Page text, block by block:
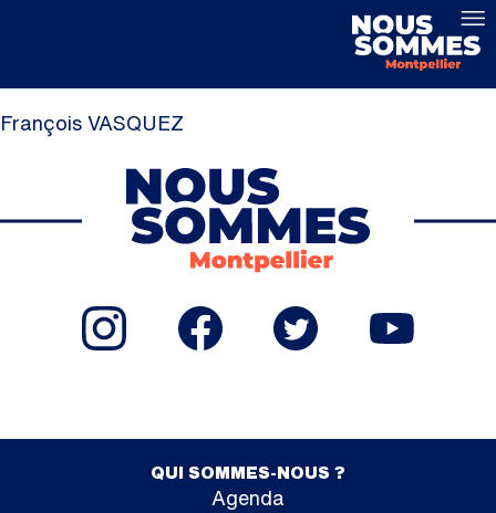
François VASQUEZ
QUI SOMMES-NOUS ?
Agenda